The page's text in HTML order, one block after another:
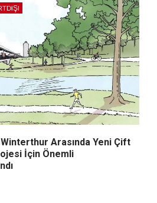
Arasında Yeni Çift
İçin Önemli